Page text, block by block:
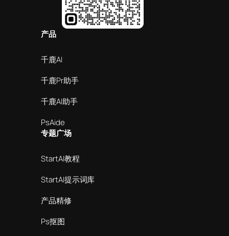
产品
千鹿AI
千鹿Pr助手
千鹿AI助手
PsAide
专题广场
StartAI教程
StartAI提示词库
产品精修
Ps抠图